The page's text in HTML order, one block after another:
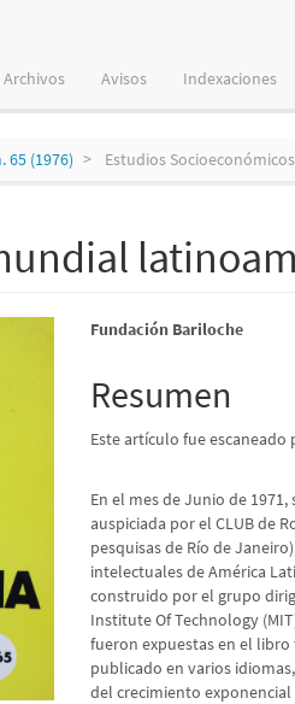
Archivos Avisos Indexaciones
65 (1976) Estudios Socioeconómicos
Contenido
principal
del
artículo
Fundación Bariloche
Resumen
Este artículo fue
En el mes de Junio de
auspiciada por el CLUB de
pesquisas de Río de
intelectuales de América
construido por el grupo
Institute Of Technology
fueron expuestas en el
publicado en varios
del crecimiento